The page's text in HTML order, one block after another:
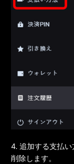
4. 追加する支払
削除します。